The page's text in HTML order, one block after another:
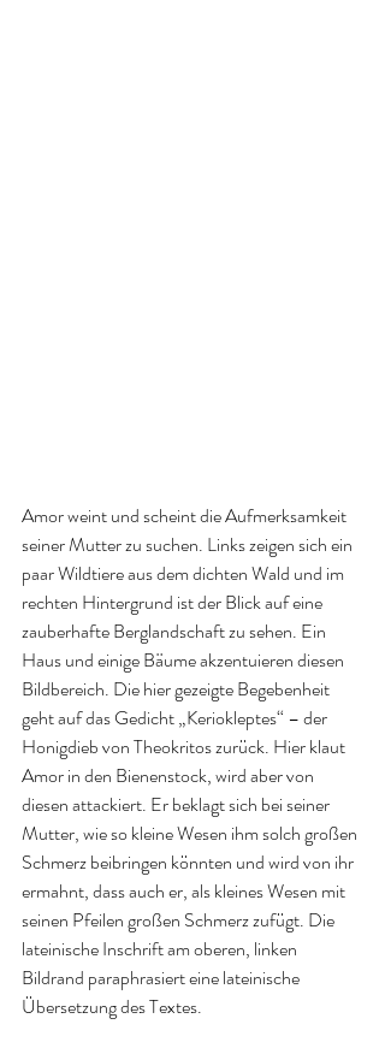
Amor weint und scheint die Aufmerksamkeit
seiner Mutter zu suchen. Links zeigen sich ein
paar Wildtiere aus dem dichten Wald und im
rechten Hintergrund ist der Blick auf eine
zauberhafte Berglandschaft zu sehen. Ein
Haus und einige Bäume akzentuieren diesen
Bildbereich. Die hier gezeigte Begebenheit
geht auf das Gedicht „Keriokleptes“ – der
Honigdieb von Theokritos zurück. Hier klaut
Amor in den Bienenstock, wird aber von
diesen attackiert. Er beklagt sich bei seiner
Mutter, wie so kleine Wesen ihm solch großen
Schmerz beibringen könnten und wird von ihr
ermahnt, dass auch er, als kleines Wesen mit
seinen Pfeilen großen Schmerz zufügt. Die
lateinische Inschrift am oberen, linken
Bildrand paraphrasiert eine lateinische
Übersetzung des Textes.